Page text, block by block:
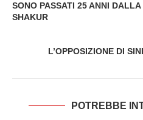
SONO PASSATI 25 ANNI
SHAKUR
L’OPPOSIZIONE DI
POTREBBE